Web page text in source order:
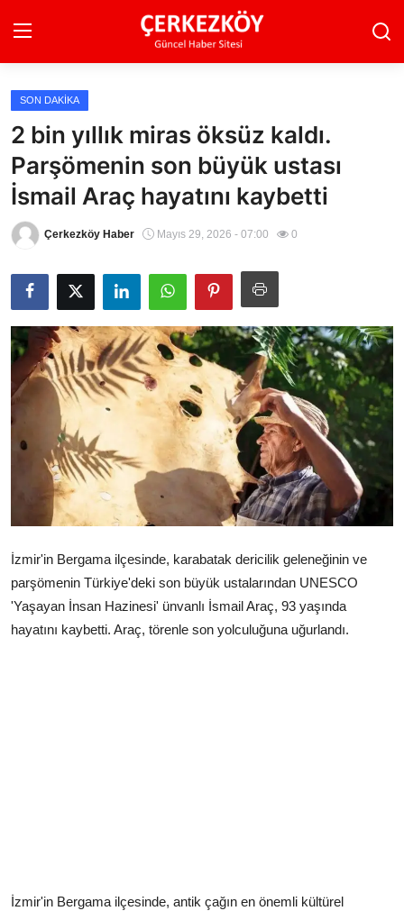
Ana Sayfa
Son Dakika
Ekonomi Haberleri
Magazin Haberleri
Spor Haberleri
Teknoloji Haberleri
Dünya Haberleri
Çerkezköy
SON DAKIKA
2 bin yıllık miras öksüz kaldı.
Parşömenin son büyük ustası
İsmail Araç hayatını kaybetti
Çerkezköy Haber Mayıs 29, 2026 - 07:00 0
İzmir'in Bergama ilçesinde, karabatak dericilik geleneğinin ve
parşömenin Türkiye'deki son büyük ustalarından UNESCO
'Yaşayan İnsan Hazinesi' ünvanlı İsmail Araç, 93 yaşında
hayatını kaybetti. Araç, törenle son yolculuğuna uğurlandı.
İzmir'in Bergama ilçesinde, antik çağın en önemli kültürel